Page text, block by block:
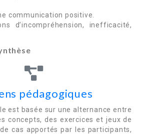
communication positive.
d’incompréhension, inefficacité,
pédagogiques
est basée sur une alternance entre
concepts, des exercices et jeux de
cas apportés par les participants,